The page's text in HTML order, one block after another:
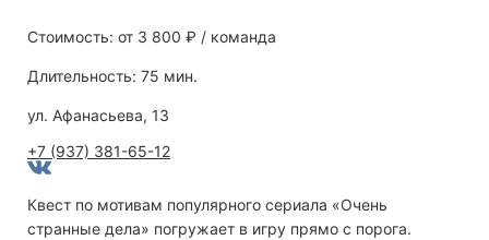
Стоимость: от 3 800 ₽ / команда
Длительность: 75 мин.
ул. Афанасьева, 13
+7 (937) 381-65-12
Квест по мотивам популярного сериала «Очень
странные дела» погружает в игру прямо с порога.